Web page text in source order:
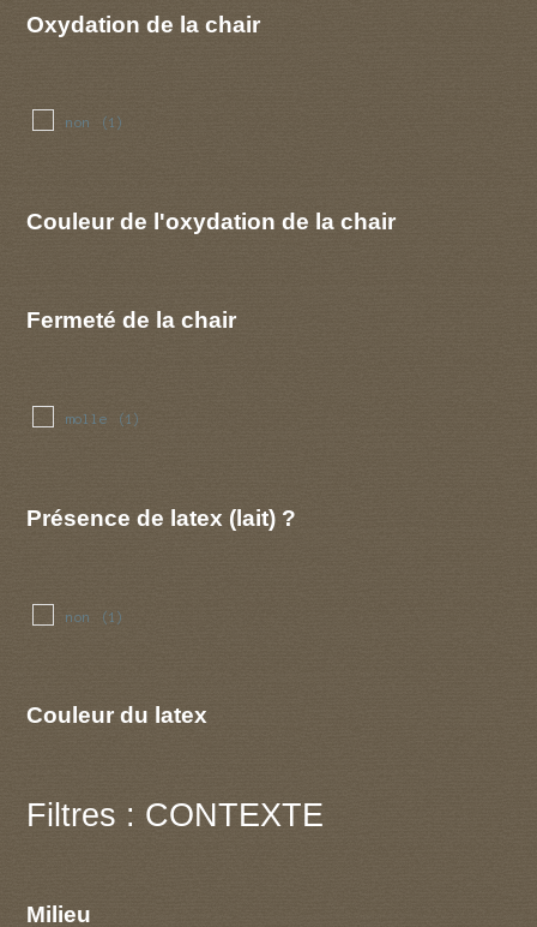
Oxydation de la chair
non (1)
Couleur de l'oxydation de la chair
Fermeté de la chair
molle (1)
Présence de latex (lait) ?
non (1)
Couleur du latex
Filtres : CONTEXTE
Milieu